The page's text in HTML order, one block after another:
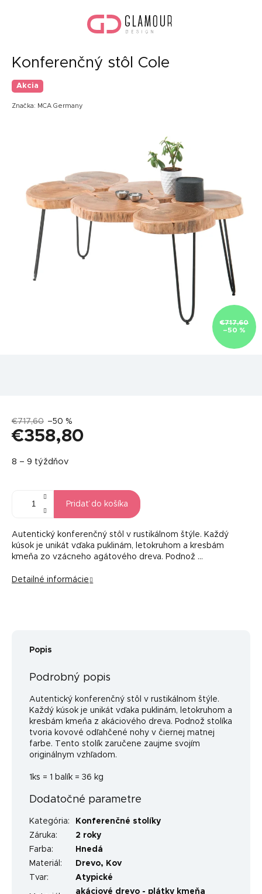
Konferenčný stôl Cole
Akcia
Značka: MCA Germany
€717,60
–50 %
€717,60 –50 %
€358,80
cena:
8 – 9 týždňov
Pridať do košíka
Autentický konferenčný stôl v rustikálnom štýle. Každý
kúsok je unikát vďaka puklinám, letokruhom a kresbám
kmeňa zo vzácneho agátového dreva. Podnož …
Detailné informácie
Popis
Podrobný popis
Autentický konferenčný stôl v rustikálnom štýle.
Každý kúsok je unikát vďaka puklinám, letokruhom a
kresbám kmeňa z akáciového dreva. Podnož stolíka
tvoria kovové odľahčené nohy v čiernej matnej
farbe. Tento stolík zaručene zaujme svojím
originálnym vzhľadom.
1ks = 1 balík = 36 kg
Dodatočné parametre
Kategória:
Konferenčné stolíky
Záruka:
2 roky
Farba:
Hnedá
Materiál : Drevo, Kov
Tvar: Atypické
akáciové drevo - plátky kmeňa